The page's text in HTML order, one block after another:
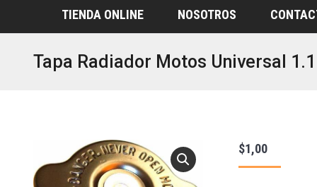
TIENDA ONLINE NOSOTROS
Tapa Radiador Motos Universal 1.1
$1,00